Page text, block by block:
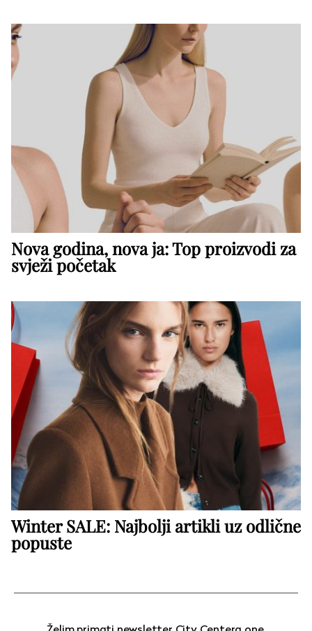
Nova godina, nova ja: Top proizvodi za
svježi početak
Winter SALE: Najbolji artikli uz odlične
popuste